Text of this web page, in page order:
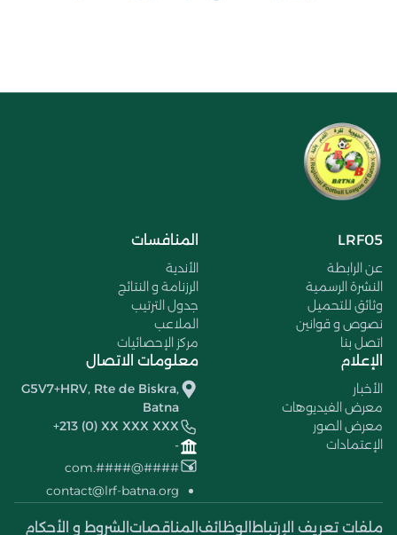
LRF05
عن الرابطة
النشرة الرسمية
وثائق للتحميل
نصوص و قوانين
اتصل بنا
المنافسات
الأندية
الرزنامة و النتائج
جدول الترتيب
الملاعب
مركز الإحصائيات
الإعلام
الأخبار
معرض الفيديوهات
معرض الصور
الإعتمادات
معلومات الاتصال
G5V7+HRV, Rte de Biskra,
Batna
+213 (0) XX XXX XXX
-
####@####.com
contact@lrf-batna.org
ملفات تعريف الإرتباط الوظائف المناقصات الشروط و الأحكام